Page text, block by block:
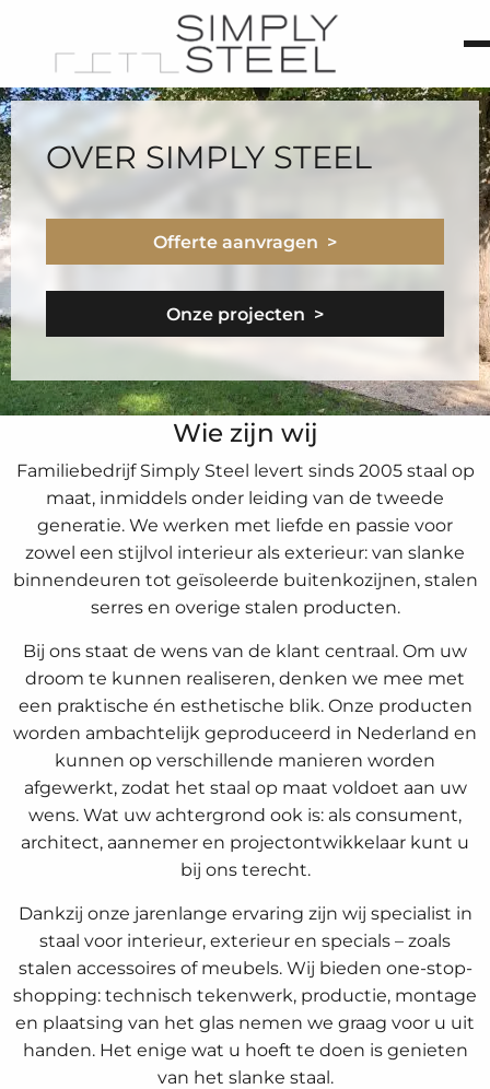
OVER SIMPLY STEEL
Offerte aanvragen >
Onze projecten >
Wie zijn wij
Familiebedrijf Simply Steel levert sinds 2005 staal op
maat, inmiddels onder leiding van de tweede
generatie. We werken met liefde en passie voor
zowel een stijlvol interieur als exterieur: van slanke
binnendeuren tot geïsoleerde buitenkozijnen, stalen
serres en overige stalen producten.
Bij ons staat de wens van de klant centraal. Om uw
droom te kunnen realiseren, denken we mee met
een praktische én esthetische blik. Onze producten
worden ambachtelijk geproduceerd in Nederland en
kunnen op verschillende manieren worden
afgewerkt, zodat het staal op maat voldoet aan uw
wens. Wat uw achtergrond ook is: als consument,
architect, aannemer en projectontwikkelaar kunt u
bij ons terecht.
Dankzij onze jarenlange ervaring zijn wij specialist in
staal voor interieur, exterieur en specials – zoals
stalen accessoires of meubels. Wij bieden one-stop-
shopping: technisch tekenwerk, productie, montage
en plaatsing van het glas nemen we graag voor u uit
handen. Het enige wat u hoeft te doen is genieten
van het slanke staal.